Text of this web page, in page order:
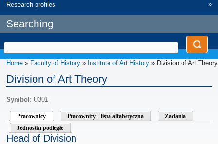
Research profiles
»
Searching
Home » Faculty of History » Institute of Art History » Division of Art Theory
Division of Art Theory
Symbol: U301
Pracownicy Pracownicy - lista alfabetyczna
Zadania
Jednostki podległe
Head of Division